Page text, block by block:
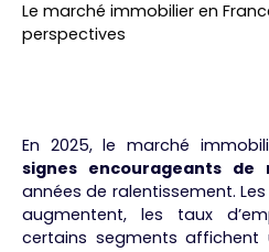
Le marché immobilier en
perspectives
En 2025, le marché
signes encourageants de
années de ralentissement.
augmentent, les taux
certains segments affichent